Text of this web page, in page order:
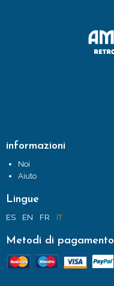
informazioni
Noi
Aiuto
Lingue
ES EN FR IT
Metodi di pagamento